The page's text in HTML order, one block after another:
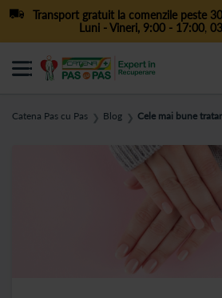
Transport gratuit la comenzile peste
Luni - Vineri, 9:00 - 17:00,
Catena Pas cu Pas ❯ Blog ❯ Cele mai bune